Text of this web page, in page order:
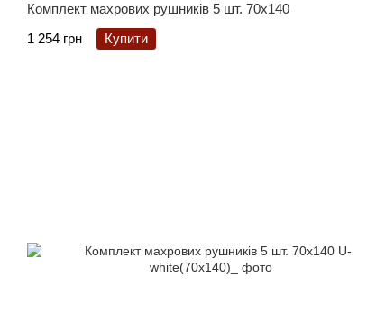
Комплект махрових рушників 5 шт. 70x140
1 254 грн
Купити